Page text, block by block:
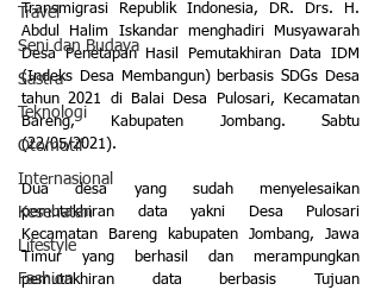
Travel
Seni dan Budaya
Sastra
Teknologi
Otomotif
Internasional
Kesehatan
Lifestyle
Fashion
Transmigrasi Republik Indonesia, DR. Drs. H.
Abdul Halim Iskandar menghadiri Musyawarah
Desa Penetapan Hasil Pemutakhiran Data IDM
(Indeks Desa Membangun) berbasis SDGs Desa
tahun 2021 di Balai Desa Pulosari, Kecamatan
Bareng, Kabupaten Jombang. Sabtu
(22/05/2021).
Dua desa yang sudah menyelesaikan
pemutakhiran data yakni Desa Pulosari
Kecamatan Bareng kabupaten Jombang, Jawa
Timur yang berhasil dan merampungkan
pemutakhiran data berbasis Tujuan